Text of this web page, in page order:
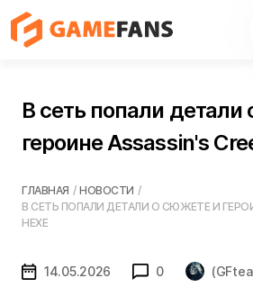
В сеть попали детали
героине Assassin's
ГЛАВНАЯ / НОВОСТИ /
В СЕТЬ ПОПАЛИ ДЕТАЛИ О СЮЖЕТЕ И
HEXE
14.05.2026 0